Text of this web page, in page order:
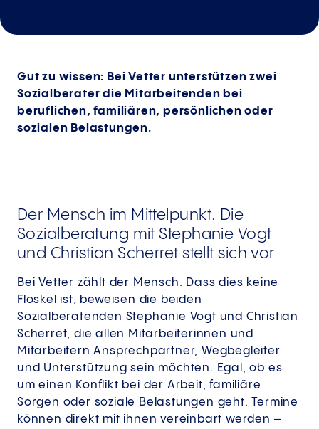
Gut zu wissen: Bei Vetter unterstützen zwei
Sozialberater die Mitarbeitenden bei
beruflichen, familiären, persönlichen oder
sozialen Belastungen.
Der Mensch im Mittelpunkt. Die
Sozialberatung mit Stephanie Vogt
und Christian Scherret stellt sich vor
Bei Vetter zählt der Mensch. Dass dies keine
Floskel ist, beweisen die beiden
Sozialberatenden Stephanie Vogt und Christian
Scherret, die allen Mitarbeiterinnen und
Mitarbeitern Ansprechpartner, Wegbegleiter
und Unterstützung sein möchten. Egal, ob es
um einen Konflikt bei der Arbeit, familiäre
Sorgen oder soziale Belastungen geht. Termine
können direkt mit ihnen vereinbart werden –